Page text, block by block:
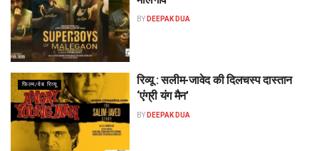
BY DEEPAK DUA
फिल्म/वेब रिव्यू
रिव्यू : सलीम-जावेद की दिलचस्प दास्तान
‘एंग्री यंग मैन’
BY DEEPAK DUA